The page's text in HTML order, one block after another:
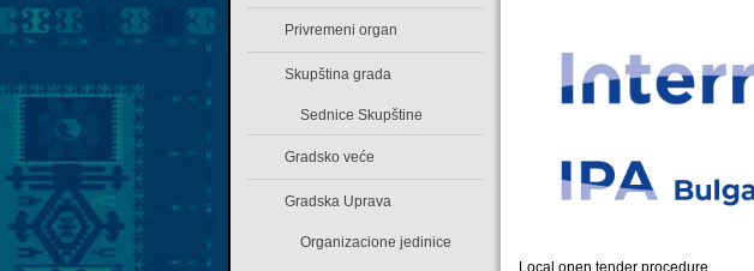
Local open tender procedure
Privremeni organ
Skupština grada
Sednice Skupštine
Gradsko veće
Gradska Uprava
Organizacione jedinice